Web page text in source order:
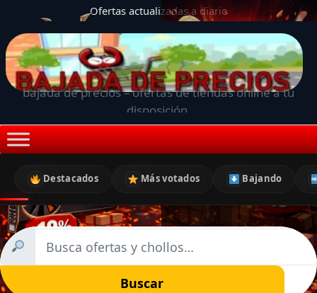
Ofertas actualizadas a diario
bajada de precios – ofertas de tiendas online a tu
disposición.
Destacados Más votados Bajando
Buscar